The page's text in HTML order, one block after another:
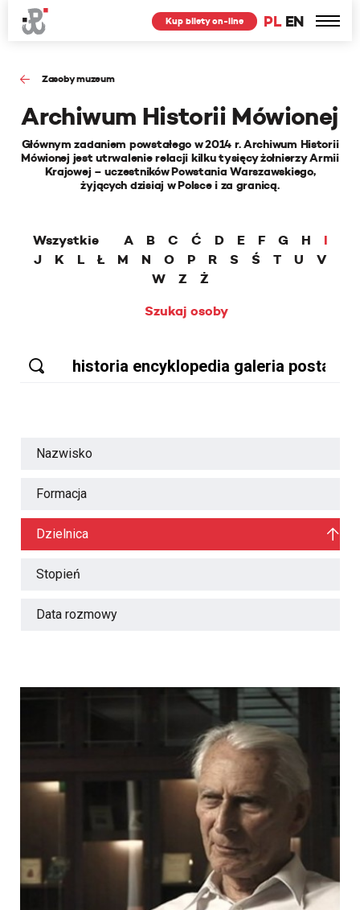
PL EN
Kup bilety on-line
Zasoby muzeum
Archiwum Historii Mówionej
Głównym zadaniem powstałego w 2014 r. Archiwum Historii
Mówionej jest utrwalenie relacji kilku tysięcy żołnierzy Armii
Krajowej – uczestników Powstania Warszawskiego,
żyjących dzisiaj w Polsce i za granicą.
Wszystkie A B C Ć D E F G H
I
J
K L Ł M N O P R S Ś T U
V
W
Z
Ż
Szukaj osoby
Nazwisko
Formacja
Dzielnica
Stopień
Data rozmowy